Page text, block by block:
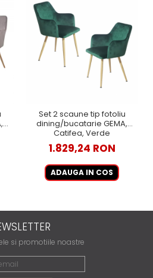
Set 2 scaune tip fotoliu
dining/bucatarie GEMA,
Catifea, Verde
1.829,24 RON
ADAUGA IN COS
si promotiile noastre